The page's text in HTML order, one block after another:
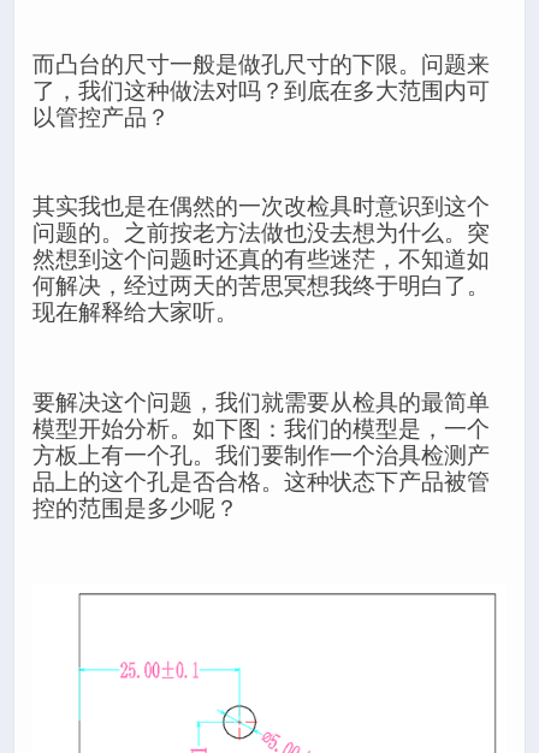
而凸台的尺寸一般是做孔尺寸的下限。问题来
了，我们这种做法对吗？到底在多大范围内可
以管控产品？
其实我也是在偶然的一次改检具时意识到这个
问题的。之前按老方法做也没去想为什么。突
然想到这个问题时还真的有些迷茫，不知道如
何解决，经过两天的苦思冥想我终于明白了。
现在解释给大家听。
要解决这个问题，我们就需要从检具的最简单
模型开始分析。如下图：我们的模型是，一个
方板上有一个孔。我们要制作一个治具检测产
品上的这个孔是否合格。这种状态下产品被管
控的范围是多少呢？